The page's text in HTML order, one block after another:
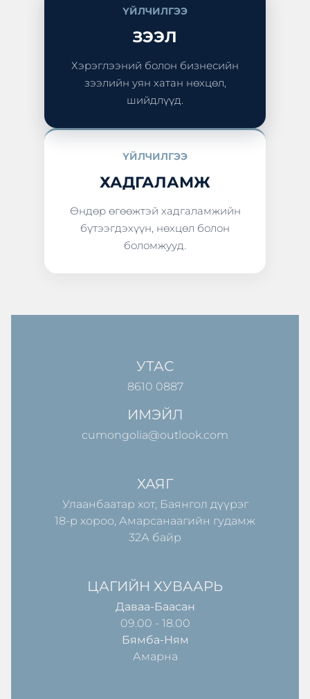
ҮЙЛЧИЛГЭЭ
ЗЭЭЛ
Хэрэглээний болон бизнесийн
зээлийн уян хатан нөхцөл,
шийдлүүд.
ҮЙЛЧИЛГЭЭ
ХАДГАЛАМЖ
Өндөр өгөөжтэй хадгаламжийн
бүтээгдэхүүн, нөхцөл болон
боломжууд.
УТАС
8610 0887
ИМЭЙЛ
cumongolia@outlook.com
ХАЯГ
Улаанбаатар хот, Баянгол дүүрэг
18-р хороо, Амарсанаагийн гудамж
32А байр
ЦАГИЙН ХУВААРЬ
Даваа-Баасан
09.00 - 18.00
Бямба-Ням
Амарна